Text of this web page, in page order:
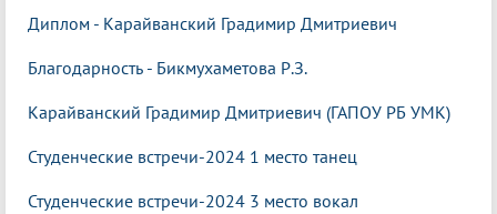
Диплом - Карайванский Градимир Дмитриевич
Благодарность - Бикмухаметова Р.З.
Карайванский Градимир Дмитриевич (ГАПОУ РБ УМК)
Студенческие встречи-2024 1 место танец
Студенческие встречи-2024 3 место вокал